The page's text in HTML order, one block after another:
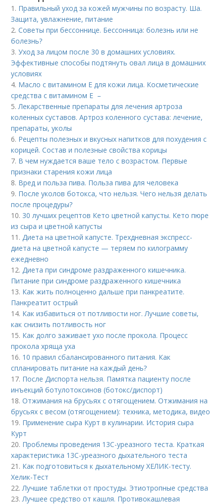
1. Правильный уход за кожей мужчины по возрасту. Ша.
Защита, увлажнение, питание
2.Советы при бессоннице. Бессонница: болезнь или не
болезнь?
3.Уход за лицом после 30 в домашних условиях.
Эффективные способы подтянуть овал лица в домашних
условиях
4. Масло с витамином Е для кожи лица. Косметические
средства с витамином Е –
5.Лекарственные препараты для лечения артроза
коленных суставов. Артроз коленного сустава: лечение,
препараты, уколы
6. Рецепты полезных и вкусных напитков для похудения с
корицей. Состав и полезные свойства корицы
7. В чем нуждается ваше тело с возрастом. Первые
признаки старения кожи лица
8. Вред и польза пива. Польза пива для человека
9. После уколов ботокса, что нельзя. Чего нельзя делать
после процедуры?
10. 30 лучших рецептов Кето цветной капусты. Кето пюре
из сыра и цветной капусты
11.Диета на цветной капусте. Трехдневная экспресс-
диета на цветной капусте — теряем по килограмму
ежедневно
12.Диета при синдроме раздраженного кишечника.
Питание при синдроме раздраженного кишечника
13. Как жить полноценно дальше при панкреатите.
Панкреатит острый
14. Как избавиться от потливости ног. Лучшие советы,
как снизить потливость ног
15. Как долго заживает ухо после прокола. Процесс
прокола хряща уха
16. 10 правил сбалансированного питания. Как
спланировать питание на каждый день?
17. После Диспорта нельзя. Памятка пациенту после
инъекций ботулотоксинов (ботокс/диспорт)
18.Отжимания на брусьях с отягощением. Отжимания на
брусьях с весом (отягощением): техника, методика, видео
19. Применение сыра Курт в кулинарии. История сыра
Курт
20. Проблемы проведения 13С-уреазного теста. Краткая
характеристика 13С-уреазного дыхательного теста
21. Как подготовиться к дыхательному ХЕЛИК-тесту.
Хелик-Тест
22.Лучшие таблетки от простуды. Этиотропные средства
23.Лучшее средство от кашля. Противокашлевая